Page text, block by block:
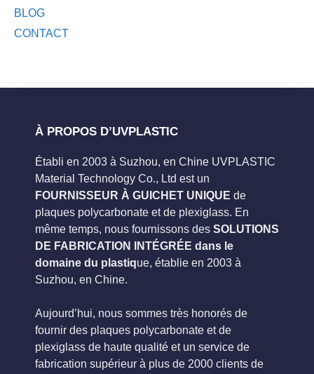
BLOG
CONTACT
À PROPOS D’UVPLASTIC
Établi en 2003 à Suzhou, en Chine UVPLASTIC
Material Technology Co., Ltd est un
FOURNISSEUR À GUICHET UNIQUE de
plaques polycarbonate et de plexiglass. En
même temps, nous fournissons des SOLUTIONS
DE FABRICATION INTÉGRÉE dans le
domaine du plastique, établie en 2003 à
Suzhou, en Chine.
Aujourd’hui, nous sommes très honorés de
fournir des plaques polycarbonate et de
plexiglass de haute qualité et un service de
fabrication supérieur à plus de 2000 clients de